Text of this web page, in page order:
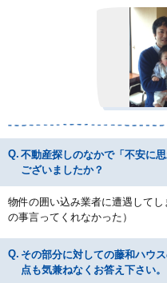
不動産探しのなかで「不安に
ございましたか？
物件の囲い込み業者に遭遇して
の事言ってくれなかった）
その部分に対しての藤和ハウ
点も気兼ねなくお答え下さい。